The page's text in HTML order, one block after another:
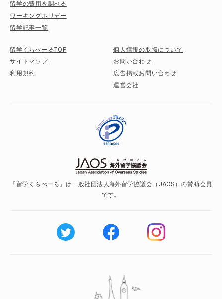
留学の費用を調べる
ワーキングホリデー
留学記事一覧
留学くらべーるTOP
サイトマップ
利用規約
個人情報の取扱について
お問い合わせ
広告掲載お問い合わせ
運営会社
「留学くらべーる」は一般社団法人海外留学協議会（JAOS）の賛助会員
です。